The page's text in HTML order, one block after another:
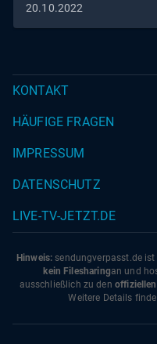
20.10.2022
KONTAKT
HÄUFIGE FRAGEN
IMPRESSUM
DATENSCHUTZ
LIVE-TV-JETZT.DE
Hinweis: sendungverpasst.de ist
kein Filesharingan und
ausschließlich zu den
Weitere Details